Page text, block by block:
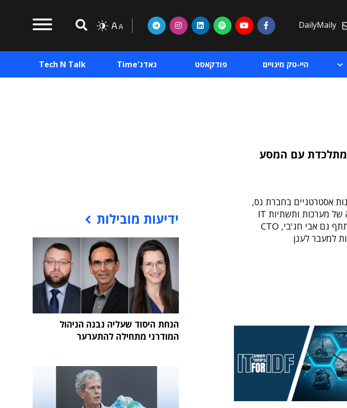
DailyMaily
היי-טק מינויים פודקאסט גאדג'Time Tech N Talk
"בסוף – מודרניזציית ה-IT מתלכדת עם המסע
אסטרטגיים בחברת נס,
שלקח חלק ברב השיח "מודרניזציה של מערכות ותשתיות IT
כחלק מהמסע לענן" ● במפגש השתתף גם אבי חג'בי, CTO
למעבר לענן
ידיעות מובילות
הנחת היסוד שעליה נבנה הניהול
המודרני מתחילה להתערער